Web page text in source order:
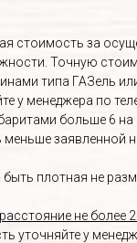
стоимость за
Точную
типа ГАЗель
у менеджера по
больше 6
плотная не
не более
уточняйте у